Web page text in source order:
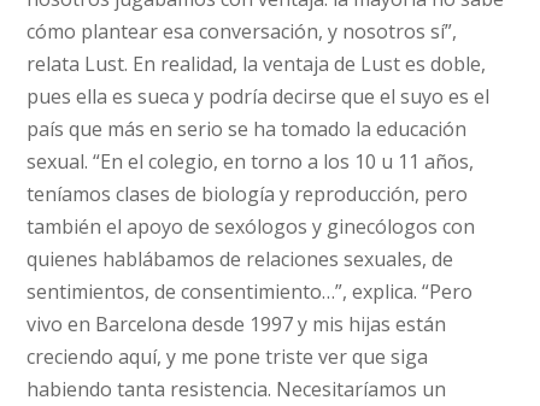
cómo plantear esa conversación, y nosotros sí”,
relata Lust. En realidad, la ventaja de Lust es doble,
pues ella es sueca y podría decirse que el suyo es el
país que más en serio se ha tomado la educación
sexual. “En el colegio, en torno a los 10 u 11 años,
teníamos clases de biología y reproducción, pero
también el apoyo de sexólogos y ginecólogos con
quienes hablábamos de relaciones sexuales, de
sentimientos, de consentimiento…”, explica. “Pero
vivo en Barcelona desde 1997 y mis hijas están
creciendo aquí, y me pone triste ver que siga
habiendo tanta resistencia. Necesitaríamos un